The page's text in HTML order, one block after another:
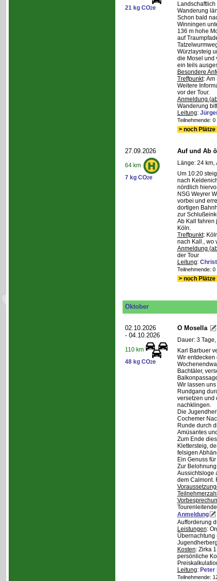
21 kg CO2e
Wanderung
Schon bald
Winningen
136 m hohe
auf
Würzlaysteig
die Mosel und
ein teils
Besondere
Treffpunkt: Am
Weitere
vor der Tour.
Anmeldung
Wanderung
Leitung:
Teilnehmende:
> noch
27.09.2026
64 km
7 kg CO2e
Auf und Ab
Länge: 24 km,
Um 10:20
nach
nördlich
NSG Weyrer
vorbei und
dortigen
zur
Ab Kall fahren
Köln.
Treffpunkt:
nach Kall., wo
Anmeldung
der Tour
Leitung:
Teilnehmende:
> noch
Oktober
02.10.2026
- 04.10.2026
110 km
48 kg CO2e
O Mosella
Dauer: 3
Karl Barbuer
Wir
Bachtäler,
Wir lassen
Rundgang
versetzen und
nachklingen.
Die
Cochemer
Runde durch
Amüsantes
Zum Ende
Klettersteig,
felsigen
Ein Genuss
Zur
Aussichtsloge
dem Calmont.
Anmeldung
Aufforderung
Leistungen:
Übernachtung
Kosten: Zirka
persönliche
Leitung: Peter
Teilnehmende: